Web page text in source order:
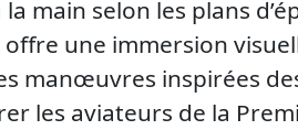
main selon les plans
une immersion
manœuvres inspirées
les aviateurs de la